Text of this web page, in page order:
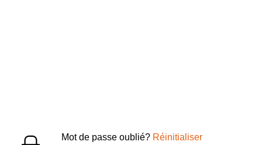
Mot de passe oublié? Réinitialiser